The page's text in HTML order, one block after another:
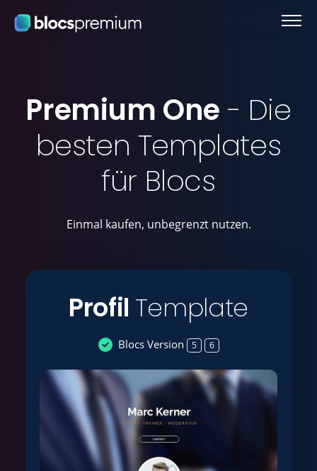
Premium One - Die
besten Templates
für Blocs
Einmal kaufen, unbegrenzt nutzen.
Profil Template
Blocs Version 5 6